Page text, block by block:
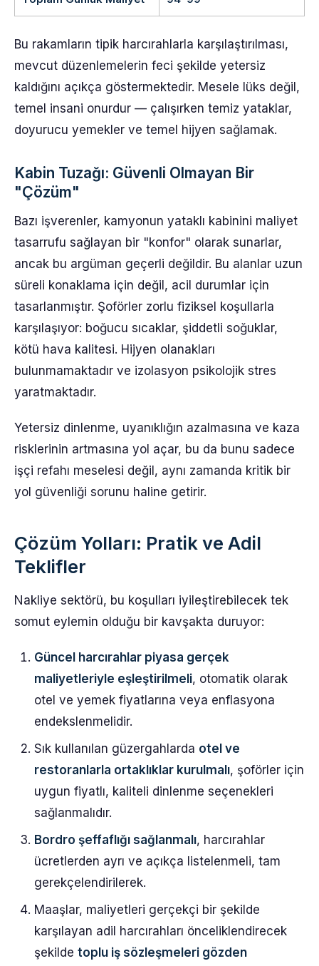
Bu rakamların tipik harcırahlarla karşılaştırılması,
mevcut düzenlemelerin feci şekilde yetersiz
kaldığını açıkça göstermektedir. Mesele lüks değil,
temel insani onurdur — çalışırken temiz yataklar,
doyurucu yemekler ve temel hijyen sağlamak.
Kabin Tuzağı: Güvenli Olmayan Bir
"Çözüm"
Bazı işverenler, kamyonun yataklı kabinini maliyet
tasarrufu sağlayan bir "konfor" olarak sunarlar,
ancak bu argüman geçerli değildir. Bu alanlar uzun
süreli konaklama için değil, acil durumlar için
tasarlanmıştır. Şoförler zorlu fiziksel koşullarla
karşılaşıyor: boğucu sıcaklar, şiddetli soğuklar,
kötü hava kalitesi. Hijyen olanakları
bulunmamaktadır ve izolasyon psikolojik stres
yaratmaktadır.
Yetersiz dinlenme, uyanıklığın azalmasına ve kaza
risklerinin artmasına yol açar, bu da bunu sadece
işçi refahı meselesi değil, aynı zamanda kritik bir
yol güvenliği sorunu haline getirir.
Çözüm Yolları: Pratik ve Adil
Teklifler
Nakliye sektörü, bu koşulları iyileştirebilecek tek
somut eylemin olduğu bir kavşakta duruyor:
Güncel harcırahlar piyasa gerçek
maliyetleriyle eşleştirilmeli, otomatik olarak
otel ve yemek fiyatlarına veya enflasyona
endekslenmelidir.
Sık kullanılan güzergahlarda otel ve
restoranlarla ortaklıklar kurulmalı, şoförler için
uygun fiyatlı, kaliteli dinlenme seçenekleri
sağlanmalıdır.
Bordro şeffaflığı sağlanmalı, harcırahlar
ücretlerden ayrı ve açıkça listelenmeli, tam
gerekçelendirilerek.
Maaşlar, maliyetleri gerçekçi bir şekilde
karşılayan adil harcırahları önceliklendirecek
şekilde toplu iş sözleşmeleri gözden